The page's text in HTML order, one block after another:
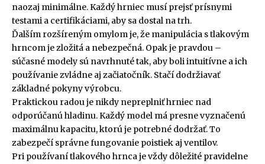
naozaj minimálne. Každý hrniec musí prejsť prísnymi
testami a certifikáciami, aby sa dostal na trh.
Ďalším rozšíreným omylom je, že manipulácia s tlakovým
hrncom je zložitá a nebezpečná. Opak je pravdou –
súčasné modely sú navrhnuté tak, aby boli intuitívne a ich
používanie zvládne aj začiatočník. Stačí dodržiavať
základné pokyny výrobcu.
Praktickou radou je nikdy nepreplniť hrniec nad
odporúčanú hladinu. Každý model má presne vyznačenú
maximálnu kapacitu, ktorú je potrebné dodržať. To
zabezpečí správne fungovanie poistiek aj ventilov.
Pri používaní tlakového hrnca je vždy dôležité pravidelne